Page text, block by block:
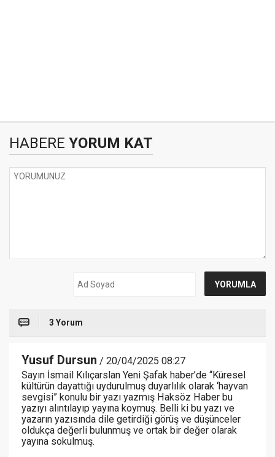
HABERE YORUM KAT
3 Yorum
Yusuf Dursun / 20/04/2025 08:27
Sayın İsmail Kılıçarslan Yeni Şafak haber’de “Küresel
kültürün dayattığı uydurulmuş duyarlılık olarak ‘hayvan
sevgisi” konulu bir yazı yazmış Haksöz Haber bu
yazıyı alıntılayıp yayına koymuş. Belli ki bu yazı ve
yazarın yazısında dile getirdiği görüş ve düşünceler
oldukça değerli bulunmuş ve ortak bir değer olarak
yayına sokulmuş.